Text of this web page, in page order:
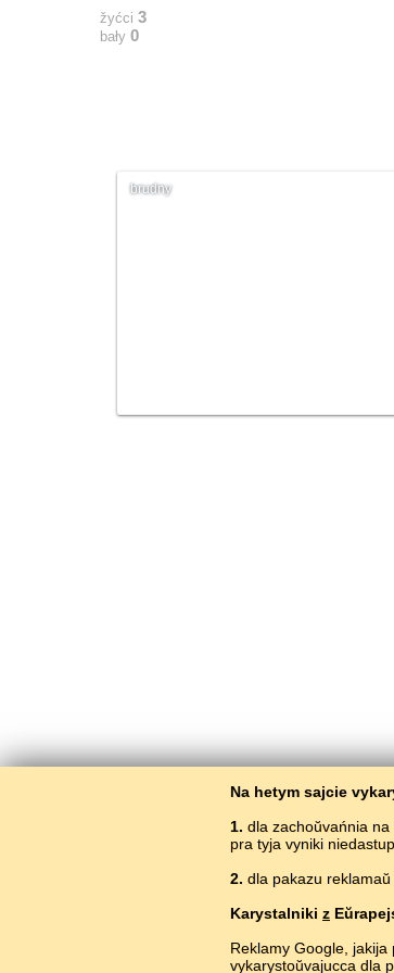
Na hetym sajcie
1. dla zachoŭvańnia na
pra tyja vyniki
2. dla pakazu
Karystalniki z
Reklamy Google,
vykarystoŭvajucca dla
žyćci 3
bały 0
brudny